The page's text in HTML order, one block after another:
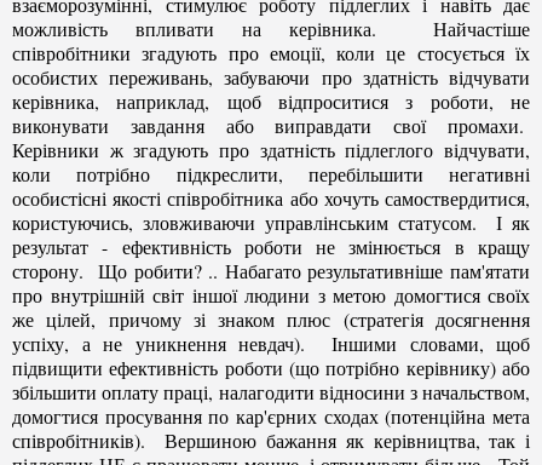
можливість впливати на керівника. Найчастіше
співробітники згадують про емоції, коли це стосується їх
особистих переживань, забуваючи про здатність відчувати
керівника, наприклад, щоб відпроситися з роботи, не
виконувати завдання або виправдати свої промахи.
Керівники ж згадують про здатність підлеглого відчувати,
коли потрібно підкреслити, перебільшити негативні
особистісні якості співробітника або хочуть самоствердитися,
користуючись, зловживаючи управлінським статусом. І як
результат - ефективність роботи не змінюється в кращу
сторону. Що робити? .. Набагато результативніше пам'ятати
про внутрішній світ іншої людини з метою домогтися своїх
же цілей, причому зі знаком плюс (стратегія досягнення
успіху, а не уникнення невдач). Іншими словами, щоб
підвищити ефективність роботи (що потрібно керівнику) або
збільшити оплату праці, налагодити відносини з начальством,
домогтися просування по кар'єрних сходах (потенційна мета
співробітників). Вершиною бажання як керівництва, так і